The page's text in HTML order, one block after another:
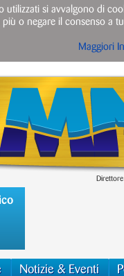
Notizie & Eventi
utilizzati si avvalgono di
più o negare il consenso a
Maggiori